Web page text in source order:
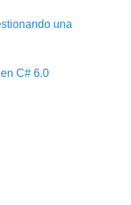
una
C# 6.0